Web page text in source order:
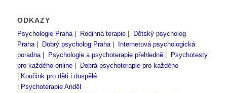
ODKAZY
Psychologie Praha| Rodinná terapie|
Dětský psycholog
Praha| Dobrý psycholog Praha|
Internetová psychologická
poradna| Psychologie a psychoterapie přehledně|
Psychotesty
pro každého online|
Dobrá psychoterapie pro každého
Koučink pro děti i dospělé
Psychoterapie Anděl